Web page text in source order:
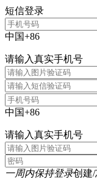
短信登录
中国+86
请输入真实手机号
中国+86
请输入真实手机号
一周内保持登录创建/